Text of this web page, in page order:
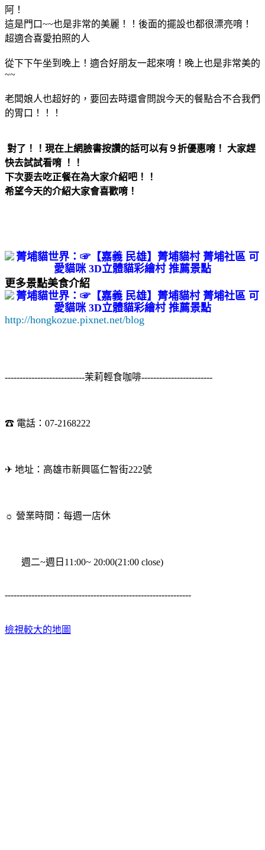
阿！
這是門口~~也是非常的美麗！！後面的擺設也都很漂亮唷！
超適合喜愛拍照的人
從下下午坐到晚上！適合好朋友一起來唷！晚上也是非常美的
~~
老闆娘人也超好的 ，要回去時還會問說今天的餐點合不合我們
的胃口！！！
對了！！現在上網臉書按讚的話可以有９折優惠唷！ 大家趕
快去試試看唷 ！！
下次要去吃正餐在為大家介紹吧！！
希望今天的介紹大家會喜歡唷！
更多景點美食介紹
http://hongkozue.pixnet.net/blog
---------------------------茉莉輕食咖啡------------------------
☎ 電話：07-2168222
✈ 地址：高雄市新興區仁智街222號
☼ 營業時間：每週一店休
週二~週日11:00~ 20:00(21:00 close)
---------------------------------------------------------------
檢視較大的地圖